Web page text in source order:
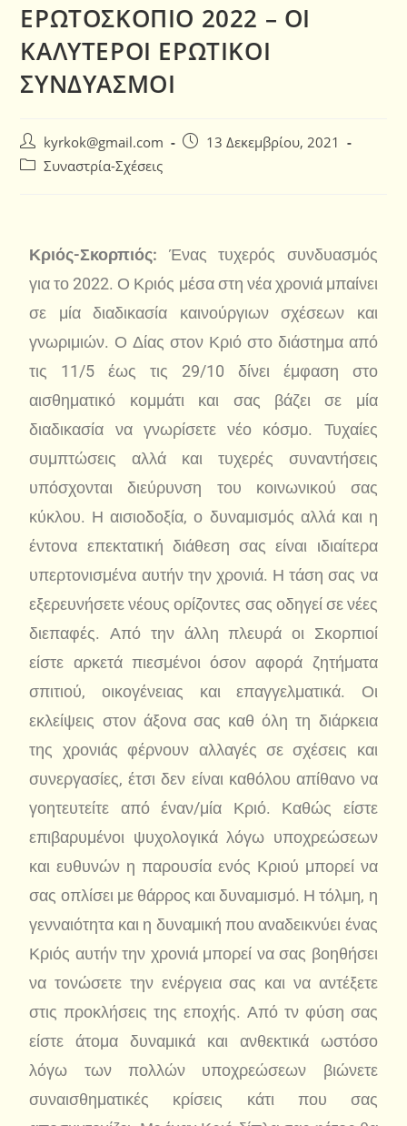
ΕΡΩΤΟΣΚΟΠΙΟ 2022 – ΟΙ
ΚΑΛΥΤΕΡΟΙ ΕΡΩΤΙΚΟΙ
ΣΥΝΔΥΑΣΜΟΙ
kyrkok@gmail.com
13 Δεκεμβρίου, 2021
Συναστρία-Σχέσεις
Κριός-Σκορπιός: Ένας τυχερός συνδυασμός
για το 2022. Ο Κριός μέσα στη νέα χρονιά μπαίνει
σε μία διαδικασία καινούργιων σχέσεων και
γνωριμιών. Ο Δίας στον Κριό στο διάστημα από
τις 11/5 έως τις 29/10 δίνει έμφαση στο
αισθηματικό κομμάτι και σας βάζει σε μία
διαδικασία να γνωρίσετε νέο κόσμο. Τυχαίες
συμπτώσεις αλλά και τυχερές συναντήσεις
υπόσχονται διεύρυνση του κοινωνικού σας
κύκλου. Η αισιοδοξία, ο δυναμισμός αλλά και η
έντονα επεκτατική διάθεση σας είναι ιδιαίτερα
υπερτονισμένα αυτήν την χρονιά. Η τάση σας να
εξερευνήσετε νέους ορίζοντες σας οδηγεί σε νέες
διεπαφές. Από την άλλη πλευρά οι Σκορπιοί
είστε αρκετά πιεσμένοι όσον αφορά ζητήματα
σπιτιού, οικογένειας και επαγγελματικά. Οι
εκλείψεις στον άξονα σας καθ όλη τη διάρκεια
της χρονιάς φέρνουν αλλαγές σε σχέσεις και
συνεργασίες, έτσι δεν είναι καθόλου απίθανο να
γοητευτείτε από έναν/μία Κριό. Καθώς είστε
επιβαρυμένοι ψυχολογικά λόγω υποχρεώσεων
και ευθυνών η παρουσία ενός Κριού μπορεί να
σας οπλίσει με θάρρος και δυναμισμό. Η τόλμη, η
γενναιότητα και η δυναμική που αναδεικνύει ένας
Κριός αυτήν την χρονιά μπορεί να σας βοηθήσει
να τονώσετε την ενέργεια σας και να αντέξετε
στις προκλήσεις της εποχής. Από τν φύση σας
είστε άτομα δυναμικά και ανθεκτικά ωστόσο
λόγω των πολλών υποχρεώσεων βιώνετε
συναισθηματικές κρίσεις κάτι που σας